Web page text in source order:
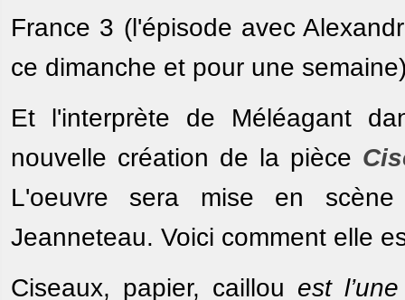
France 3 (l'épisode avec
ce dimanche et pour une
Et l'interprète de Méléagant
nouvelle création de la pièce
L'oeuvre sera mise en
Jeanneteau. Voici comment elle
Ciseaux, papier, caillou est